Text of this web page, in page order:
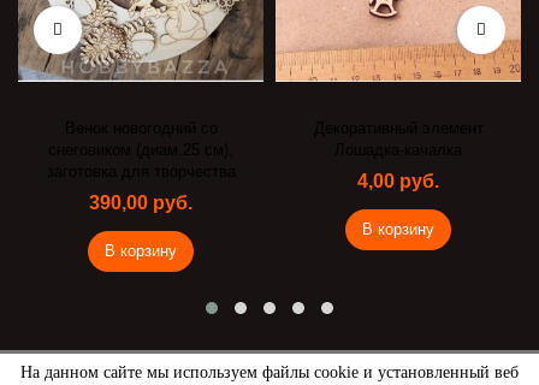
На данном сайте мы используем файлы cookie и установленный веб
со
(диам.25 см),
для творчества
Декоративный элемент
Лошадка-качалка
Венок